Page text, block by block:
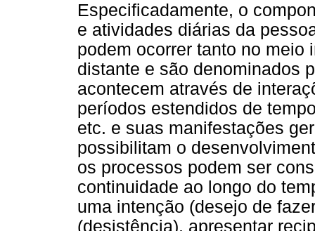
Especificadamente, o
e atividades diárias da
podem ocorrer tanto no meio
distante e são denominados
acontecem através de
períodos estendidos de
etc. e suas manifestações
possibilitam o
os processos podem ser
continuidade ao longo do
uma intenção (desejo de
(desistência), apresentar